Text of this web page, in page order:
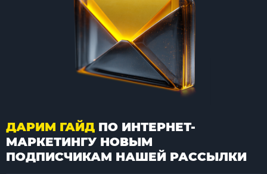
ДАРИМ ГАЙД ПО ИНТЕРНЕТ-
МАРКЕТИНГУ НОВЫМ
ПОДПИСЧИКАМ НАШЕЙ РАССЫЛКИ